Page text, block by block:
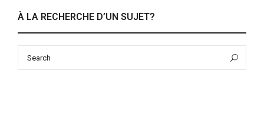
À LA RECHERCHE D’UN SUJET?